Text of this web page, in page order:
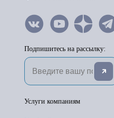
Подпишитесь на рассылку:
Услуги компаниям